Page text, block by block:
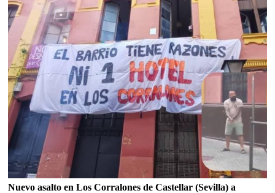
Nuevo asalto en Los Corralones de Castellar (Sevilla) a